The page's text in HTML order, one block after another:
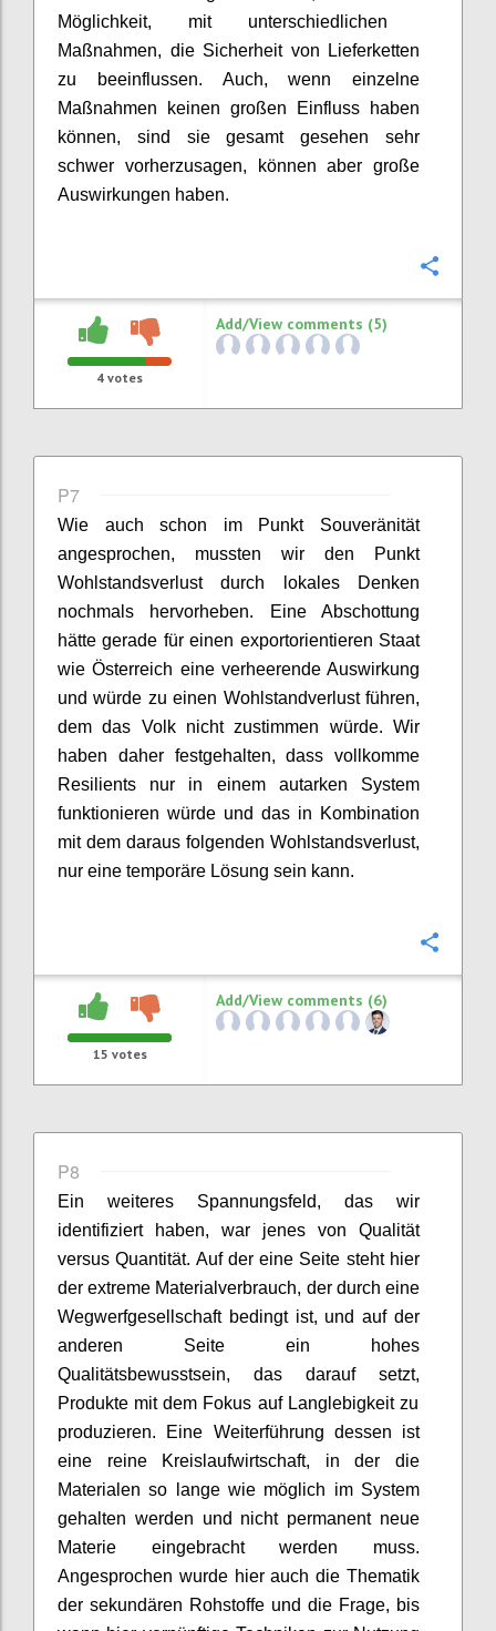
Möglichkeit, mit unterschiedlichen
Maßnahmen, die Sicherheit von
Lieferketten
zu beeinflussen. Auch, wenn einzelne
Maßnahmen keinen großen Einfluss haben
können, sind sie gesamt gesehen
sehr
schwer vorherzusagen, könnenaber große
Auswirkungen haben.
4 votes
Add/View comments (5)
P7
Wie auch schon im Punkt Souveränität
angesprochen, mussten wir den
Punkt
Wohlstandsverlust durch lokales Denken
nochmals hervorheben. Eine Abschottung
hätte gerade füreinen exportorientieren Staat
wie Österreich eine verheerende Auswirkung
und würde zu einen Wohlstandverlust führen,
dem das Volk nicht zustimmen würde. Wir
haben daher festgehalten, dass vollkomme
Resilients nur in einem autarken System
funktionieren würde und das in Kombination
mit dem daraus folgenden Wohlstandsverlust,
nur eine temporäre Lösung sein kann.
15 votes
Add/View comments (6)
P8
Ein weiteres Spannungsfeld,
das wir
identifiziert haben, war jenes von Qualität
versus Quantität. Auf der eine Seite steht hier
der extreme Materialverbrauch, der durch eine
Wegwerfgesellschaft bedingt ist, und auf der
anderen Seite ein hohes
Qualitätsbewusstsein, das darauf setzt,
Produkte mit dem Fokus auf Langlebigkeit zu
produzieren.
Eine Weiterführung dessen ist
eine reine
Kreislaufwirtschaft, in der die
Materialen so lange wie möglich im System
gehalten werden und nicht permanent neue
Materie eingebracht werden muss.
Angesprochen wurde hier auch die Thematik
der sekundären Rohstoffe und die Frage, bis